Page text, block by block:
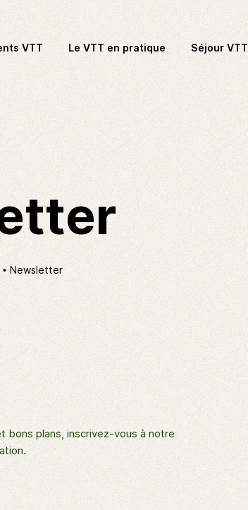
VTT Le VTT en pratique Séjour VTT
Newsletter
bons plans, inscrivez-vous à notre